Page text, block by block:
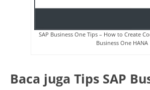
SAP Business One Tips – How to Create
Business One HANA
Baca juga Tips SAP